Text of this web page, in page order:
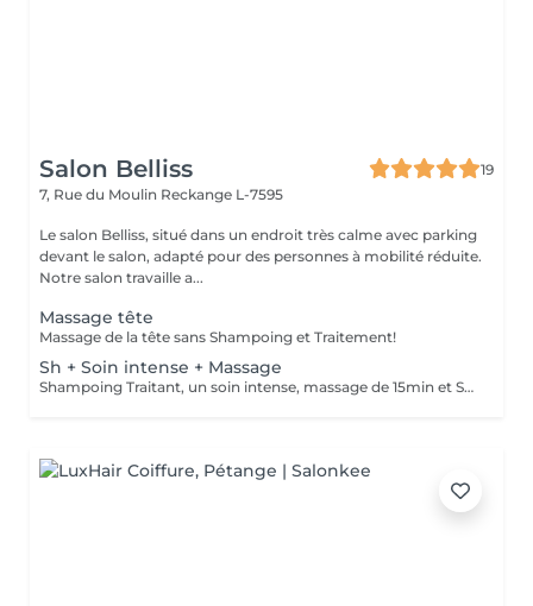
Salon Belliss
19
7, Rue du Moulin Reckange L-7595
Le salon Belliss, situé dans un endroit très calme avec parking
devant le salon, adapté pour des personnes à mobilité réduite.
Notre salon travaille a...
Massage tête
Massage de la tête sans Shampoing et Traitement!
Sh + Soin intense + Massage
Shampoing Traitant, un soin intense, massage de 15min et Séchage